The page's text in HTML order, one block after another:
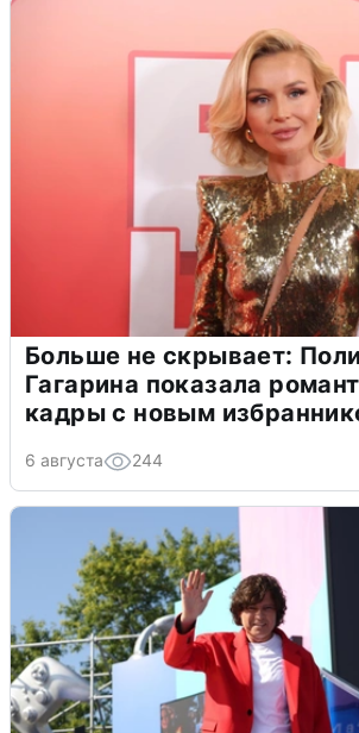
Больше не скрывает:
Гагарина показала
кадры с новым
6 августа 244